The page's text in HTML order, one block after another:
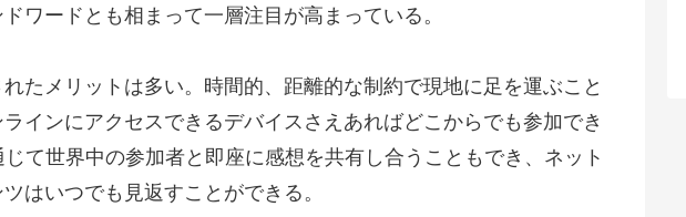
ワードとも相まって一層注目が高まっている。
たメリットは多い。時間的、距離的な制約で現地に足を運ぶこと
インにアクセスできるデバイスさえあればどこからでも参加でき
て世界中の参加者と即座に感想を共有し合うこともでき、ネット
はいつでも見返すことができる。